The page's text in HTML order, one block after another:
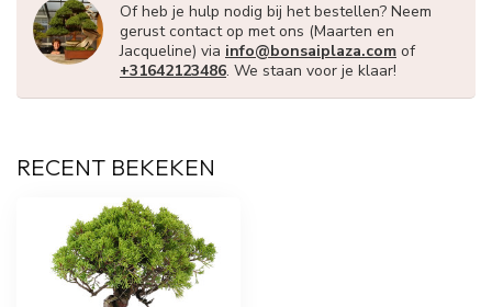
Of heb je hulp nodig bij het bestellen? Neem
gerust contact op met ons (Maarten en
Jacqueline) via info@bonsaiplaza.com of
+31642123486. We staan voor je klaar!
RECENT BEKEKEN